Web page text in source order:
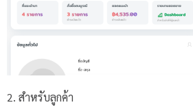
2. สำหรับลูกค้า